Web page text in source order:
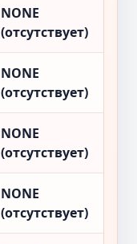
NONE
(отсутствует)
NONE
(отсутствует)
NONE
(отсутствует)
NONE
(отсутствует)